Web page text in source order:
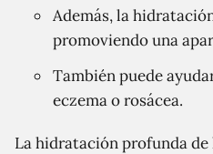
Además, la
promoviendo una
También puede
eczema o rosácea.
La hidratación profunda